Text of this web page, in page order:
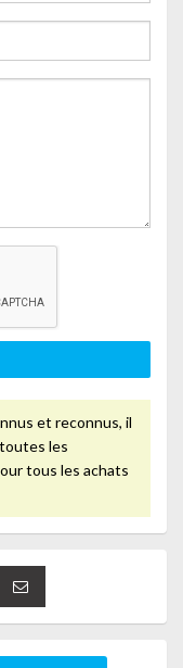
et reconnus, il
les
tous les achats